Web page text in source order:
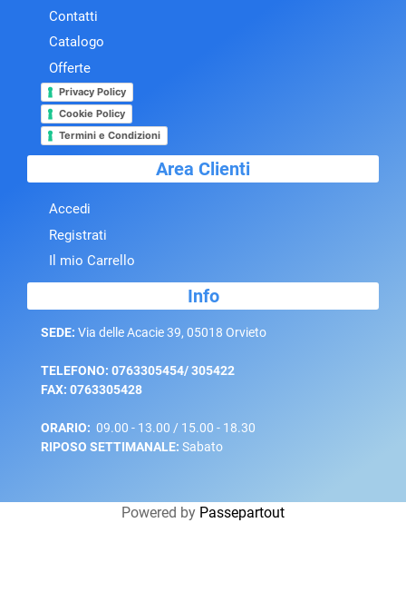
Contatti
Catalogo
Offerte
Privacy Policy
Cookie Policy
Termini e Condizioni
Area Clienti
Accedi
Registrati
Il mio Carrello
Info
SEDE: Via delle Acacie 39, 05018 Orvieto
TELEFONO: 0763305454/ 305422
FAX: 0763305428
ORARIO: 09.00 - 13.00 / 15.00 - 18.30
RIPOSO SETTIMANALE: Sabato
Powered by Passepartout